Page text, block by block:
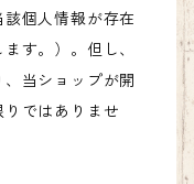
個人情報が存在
す。）。但し、
当ショップが開
ではありませ